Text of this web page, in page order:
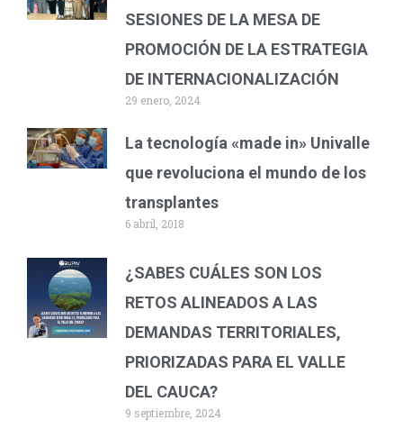
SESIONES DE LA MESA DE
PROMOCIÓN DE LA ESTRATEGIA
DE INTERNACIONALIZACIÓN
29 enero, 2024
La tecnología «made in» Univalle
que revoluciona el mundo de los
transplantes
6 abril, 2018
¿SABES CUÁLES SON LOS
RETOS ALINEADOS A LAS
DEMANDAS TERRITORIALES,
PRIORIZADAS PARA EL VALLE
DEL CAUCA?
9 septiembre, 2024